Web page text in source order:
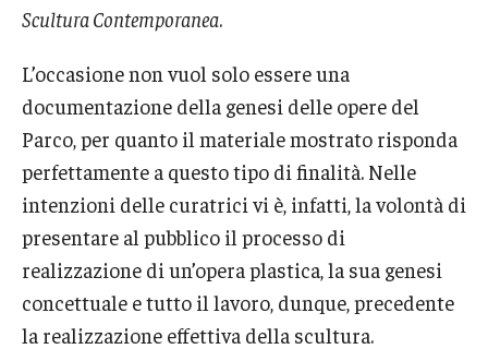
Academic Support/Student Success
Health & Safety
Temple Rome Library
Italian Help Desk
Student Life
Scultura Contemporanea.
L’occasione non vuol solo essere una
documentazione della genesi delle opere del
Parco, per quanto il materiale mostrato risponda
perfettamente a questo tipo di finalità. Nelle
intenzioni delle curatrici vi è, infatti, la volontà di
presentare al pubblico il processo di
realizzazione di un’opera plastica, la sua genesi
concettuale e tutto il lavoro, dunque, precedente
la realizzazione effettiva della scultura.